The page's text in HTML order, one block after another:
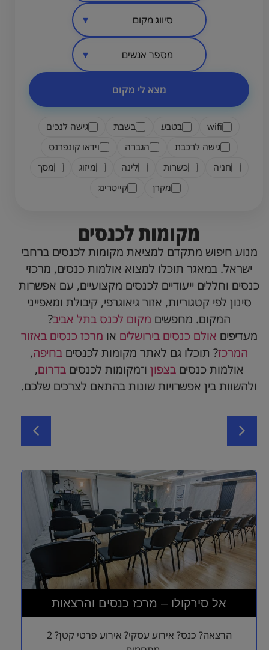
אזור בארץ
סיווג מקום
מספר אנשים
מצא לי מקום
wifi בטבע בשבת
גישה לנכים
גישה לרכבת
הגברה
וידאו קונפרנס
חניה
כשרות לינה מיזוג
מסך
מקרן
קייטרינג
מקומות לכנסים
מנוע חיפוש מתקדם למציאת מקומות לכנסים ברחבי
ישראל. במאגר תוכלו למצוא אולמות כנסים, מרכזי
כנסים וחללים ייעודיים לכנסים מקצועיים, עם אפשרות
סינון לפי קטגוריות, אזור גיאוגרפי, קיבולת ומאפייני
המקום. מחפשים מקום לכנס בתל אביב?
מעדיפים אולם כנסים בירושלים או מרכז כנסים באזור
המרכז? תוכלו גם לאתר מקומות לכנסים בחיפה,
אולמות כנסיםבצפון ו־מקומות לכנסיםבדרום,
ולהשוות בין אפשרויות שונות בהתאם לצרכים שלכם.
אל סירקולו – מרכז כנסים והרצאות
הרצאה? כנס? אירוע עסקי? אירוע פרטי קטן? 2